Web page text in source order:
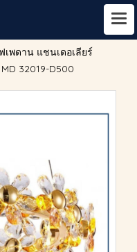
เพดาน แชนเดอเลียร์
32019-D500